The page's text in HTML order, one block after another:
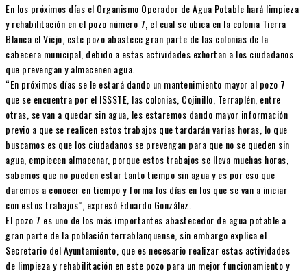
En los próximos días el Organismo Operador de Agua Potable hará limpieza
y rehabilitación en el pozo número 7, el cual se ubica en la colonia Tierra
Blanca el Viejo, este pozo abastece gran parte de las colonias de la
cabecera municipal, debido a estas actividades exhortan a los ciudadanos
que prevengan y almacenen agua.
“En próximos días se le estará dando un mantenimiento mayor al pozo 7
que se encuentra por el ISSSTE, las colonias, Cojinillo, Terraplén, entre
otras, se van a quedar sin agua, les estaremos dando mayor información
previo a que se realicen estos trabajos que tardarán varias horas, lo que
buscamos es que los ciudadanos se prevengan para que no se queden sin
agua, empiecen almacenar, porque estos trabajos se lleva muchas horas,
sabemos que no pueden estar tanto tiempo sin agua y es por eso que
daremos a conocer en tiempo y forma los días en los que se van a iniciar
con estos trabajos”, expresó Eduardo González.
El pozo 7 es uno de los más importantes abastecedor de agua potable a
gran parte de la población terrablanquense, sin embargo explica el
Secretario del Ayuntamiento, que es necesario realizar estas actividades
de limpieza y rehabilitación en este pozo para un mejor funcionamiento y